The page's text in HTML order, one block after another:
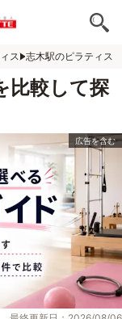
ス 志木駅のピラティス
比較して探